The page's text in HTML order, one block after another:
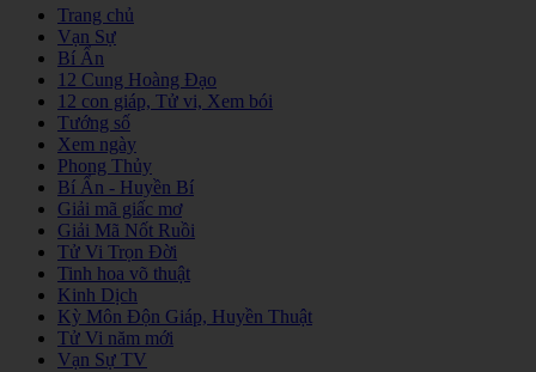
Trang chủ
Vạn Sự
Bí Ẩn
12 Cung Hoàng Đạo
12 con giáp, Tử vi, Xem bói
Tướng số
Xem ngày
Phong Thủy
Bí Ẩn - Huyền Bí
Giải mã giấc mơ
Giải Mã Nốt Ruồi
Tử Vi Trọn Đời
Tinh hoa võ thuật
Kinh Dịch
Kỳ Môn Độn Giáp, Huyền Thuật
Tử Vi năm mới
Vạn Sự TV